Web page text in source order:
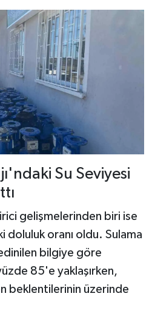
Su Seviyesi
gelişmelerinden biri ise
doluluk oranı oldu. Sulama
edinilen bilgiye göre
85'e yaklaşırken,
beklentilerinin üzerinde